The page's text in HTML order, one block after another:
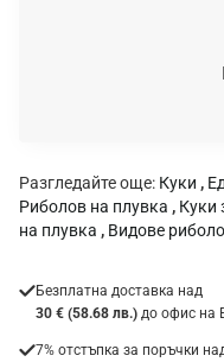
Разгледайте още: Куки ,
Риболов на плувка , Куки
на плувка , Видове
Безплатна доставка над
30 € (58.68 лв.) до офис на
7% отстъпка за поръчки